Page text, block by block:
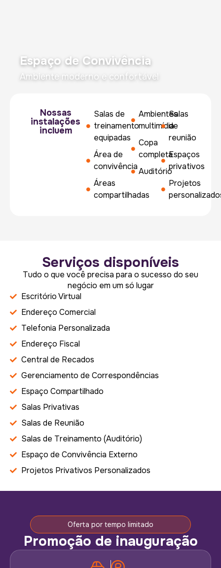
Espaço de Convivência
Ambiente moderno e confortável
Nossas
instalações
incluem
Salas de
treinamento
equipadas
Área de
convivência
Áreas
compartilhadas
Ambientes
multimídia
Copa
completa
Auditório
Salas
de
reunião
Espaços
privativos
Projetos
Serviços disponíveis
Tudo o que você precisa para o sucesso do seu
negócio em um só lugar
Escritório Virtual
Endereço Comercial
Telefonia Personalizada
Endereço Fiscal
Central de Recados
Gerenciamento de Correspondências
Espaço Compartilhado
Salas Privativas
Salas de Reunião
Salas de Treinamento (Auditório)
Espaço de Convivência Externo
Projetos Privativos Personalizados
Oferta por tempo limitado
Promoção de inauguração